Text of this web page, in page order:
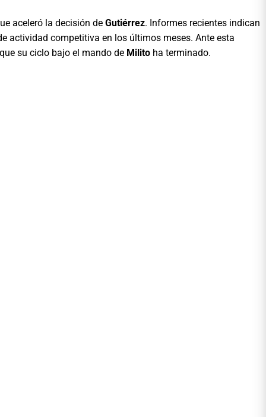
aceleró la decisión de Gutiérrez. Informes recientes indican
actividad competitiva en los últimos meses. Ante esta
su ciclo bajo el mando de Milito ha terminado.